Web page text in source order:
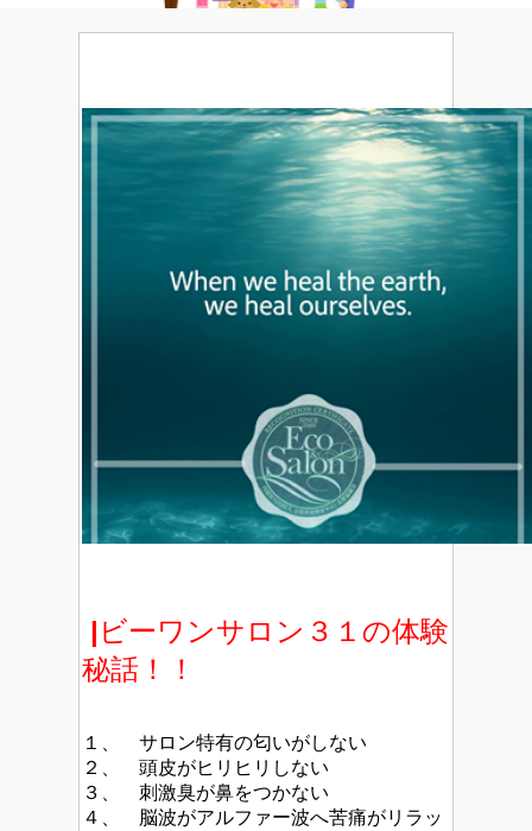
| ビーワンサロン３１の体験
秘話！！
１、 サロン特有の匂いがしない
２、 頭皮がヒリヒリしない
３、 刺激臭が鼻をつかない
４、 脳波がアルファー波へ苦痛がリラッ